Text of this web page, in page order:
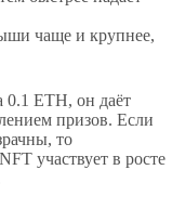
чаще и крупнее,
0.1 ETH, он даёт
призов. Если
то
участвует в росте